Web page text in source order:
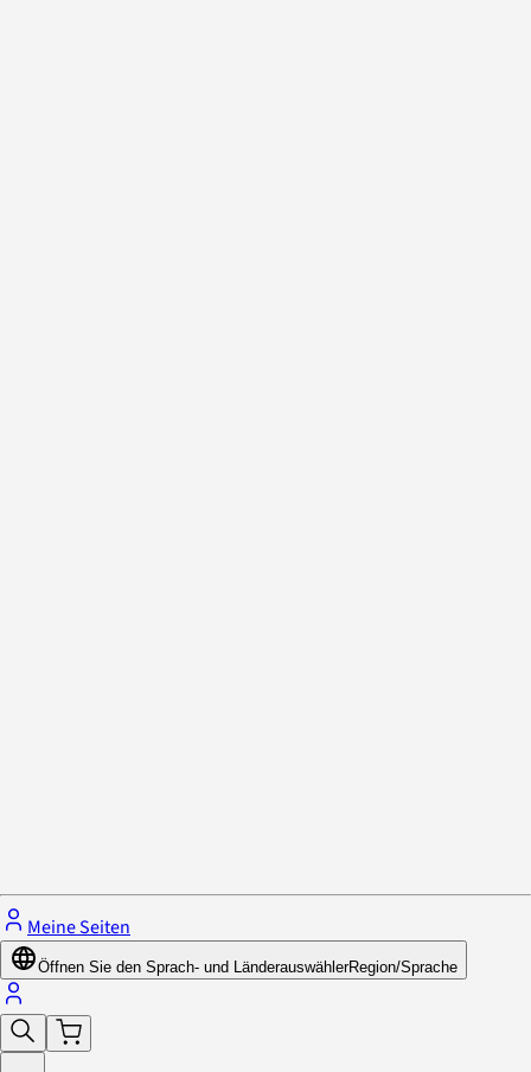
Meine Seiten
Öffnen Sie den Sprach- und LänderauswählerRegion/Sprache